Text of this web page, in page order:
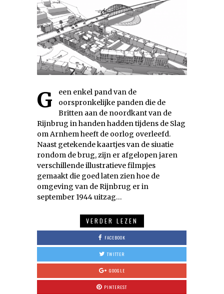
Geen enkel pand van de
oorspronkelijke panden die de
Britten aan de noordkant van de
Rijnbrug in handen hadden tijdens de Slag
om Arnhem heeft de oorlog overleefd.
Naast getekende kaartjes van de siuatie
rondom de brug, zijn er afgelopen jaren
verschillende illustratieve filmpjes
gemaakt die goed laten zien hoe de
omgeving van de Rijnbrug er in
september 1944 uitzag…
VERDER LEZEN
FACEBOOK
TWITTER
GOOGLE
PINTEREST